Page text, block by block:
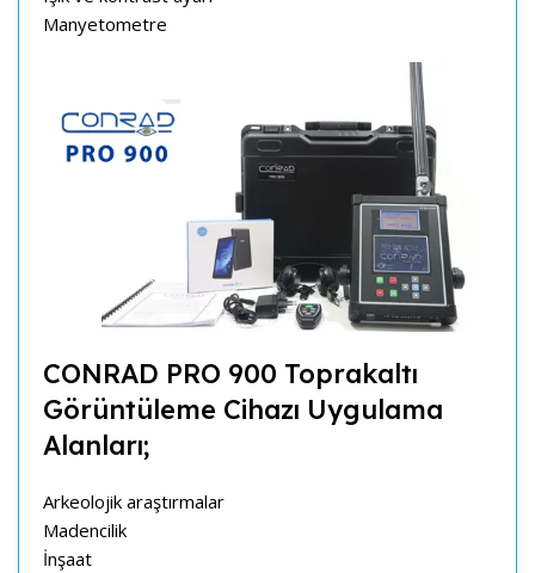
Manyetometre
CONRAD PRO 900 Toprakaltı
Görüntüleme Cihazı Uygulama
Alanları;
Arkeolojik araştırmalar
Madencilik
İnşaat